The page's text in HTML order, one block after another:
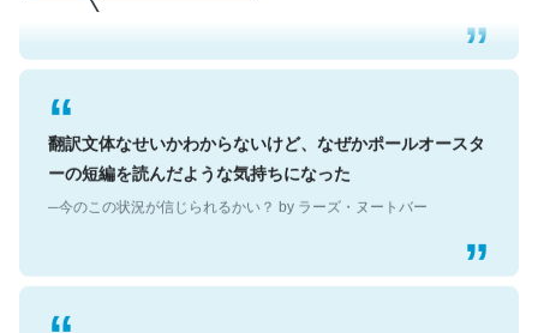
翻訳文体なせいかわからないけど、なぜかポールオースタ
ーの短編を読んだような気持ちになった
─今のこの状況が信じられるかい？ by ラーズ・ヌートバー